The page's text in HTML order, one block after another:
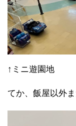
↑ミニ遊園地
てか、飯屋以外